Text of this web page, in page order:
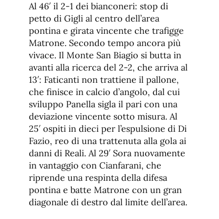
Al 46′ il 2-1 dei bianconeri: stop di
petto di Gigli al centro dell’area
pontina e girata vincente che trafigge
Matrone. Secondo tempo ancora più
vivace. Il Monte San Biagio si butta in
avanti alla ricerca del 2-2, che arriva al
13′: Faticanti non trattiene il pallone,
che finisce in calcio d’angolo, dal cui
sviluppo Panella sigla il pari con una
deviazione vincente sotto misura. Al
25′ ospiti in dieci per l’espulsione di Di
Fazio, reo di una trattenuta alla gola ai
danni di Reali. Al 29′ Sora nuovamente
in vantaggio con Cianfarani, che
riprende una respinta della difesa
pontina e batte Matrone con un gran
diagonale di destro dal limite dell’area.